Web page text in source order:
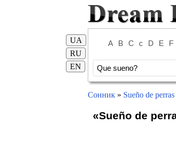
A B C c D E F
UA
RU
EN
Сонник» Sueño de perras
«Sueño de